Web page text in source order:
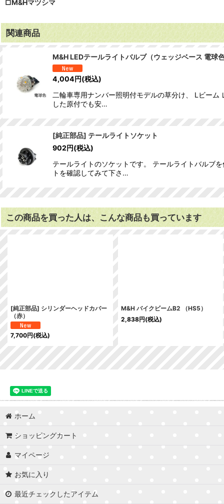
□M&Hマツシマ
関連商品
M&H LEDテールライトバルブ（ウェッジベース 電球
4,004円(税込)
二輪車専用ナンバー照明付モデルの草分け、 Lビー
した原付でも安…
[純正部品] テールライトソケット
902円(税込)
テールライトのソケットです。 テールライトバルブ
トを確認してみて下さ…
この商品を買った人は、こんな商品も買っています
[純正部品] シリンダーヘッドカバー
（赤）
7,700円(税込)
M&H バイクビームB2 （HS5）
2,838円(税込)
ホーム
ショッピングカート
マイページ
お気に入り
最近チェックしたアイテム